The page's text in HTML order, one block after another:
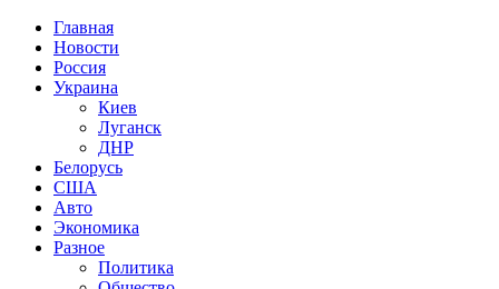
Главная
Новости
Россия
Украина
Киев
Луганск
ДНР
Белорусь
США
Авто
Экономика
Разное
Политика